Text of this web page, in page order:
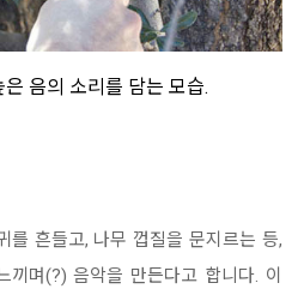
음의 소리를 담는 모습.
를 흔들고, 나무 껍질을 문지르는 등,
끼며(?) 음악을 만든다고 합니다. 이